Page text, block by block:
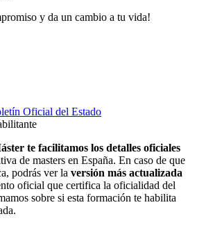
y da un cambio a tu vida!
Oficial del Estado
te facilitamos los detalles oficiales
de masters en España. En caso de que
podrás ver la versión más actualizada
oficial que certifica la oficialidad del
sobre si esta formación te habilita